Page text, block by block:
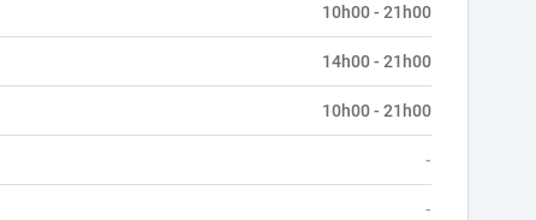
10h00 - 21h00
14h00 - 21h00
10h00 - 21h00
-
-